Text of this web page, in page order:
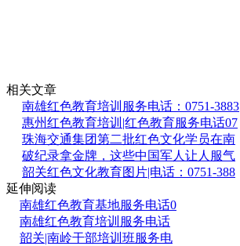
相关文章
南雄红色教育培训服务电话：0751-3883
惠州红色教育培训|红色教育服务电话07
珠海交通集团第二批红色文化学员在南
破纪录拿金牌，这些中国军人让人服气
韶关红色文化教育图片|电话：0751-388
延伸阅读
南雄红色教育基地服务电话0
南雄红色教育培训服务电话
韶关|南岭干部培训班服务电